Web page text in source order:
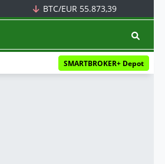
BTC/EUR 55.873,39
SMARTBROKER+ Depot